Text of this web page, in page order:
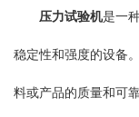
压力试验机是一
稳定性和强度的设备
料或产品的质量和可